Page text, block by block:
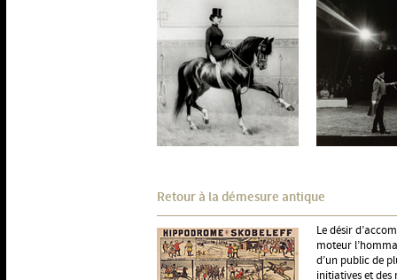
Retour à la démesure antique
Le désir
moteur
d’un public de
initiatives et des